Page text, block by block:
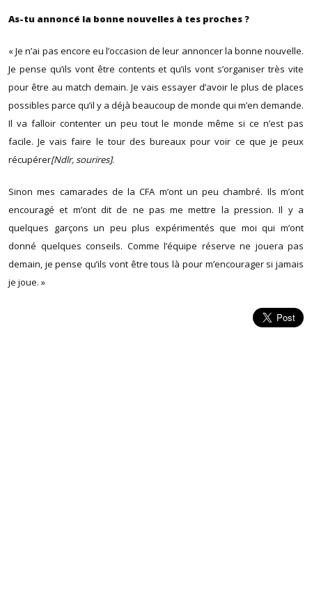
As-tu annoncé la bonne nouvelles à tes proches ?
« Je n’ai pas encore eu l’occasion de leur annoncer la bonne nouvelle.
Je pense qu’ils vont être contents et qu’ils vont s’organiser très vite
pour être au match demain. Je vais essayer d’avoir le plus de places
possibles parce qu’il y a déjà beaucoup de monde qui m’en demande.
Il va falloir contenter un peu tout le monde même si ce n’est pas
facile. Je vais faire le tour des bureaux pour voir ce que je peux
récupérer[Ndlr, sourires].
Sinon mes camarades de la CFA m’ont un peu chambré. Ils m’ont
encouragé et m’ont dit de ne pas me mettre la pression. Il y a
quelques garçons un peu plus expérimentés que moi qui m’ont
donné quelques conseils. Comme l’équipe réserve ne jouera pas
demain, je pense qu’ils vont être tous là pour m’encourager si jamais
je joue. »